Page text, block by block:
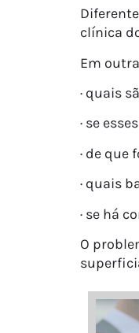
clínica
Em
· quais
· se
· de
· quais
· se há
O